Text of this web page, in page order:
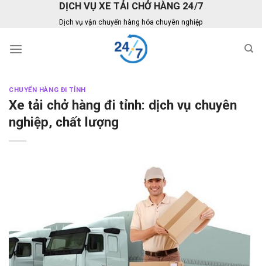
DỊCH VỤ XE TẢI CHỞ HÀNG 24/7
Dịch vụ vận chuyển hàng hóa chuyên nghiệp
CHUYỂN HÀNG ĐI TỈNH
Xe tải chở hàng đi tỉnh: dịch vụ chuyên
nghiệp, chất lượng